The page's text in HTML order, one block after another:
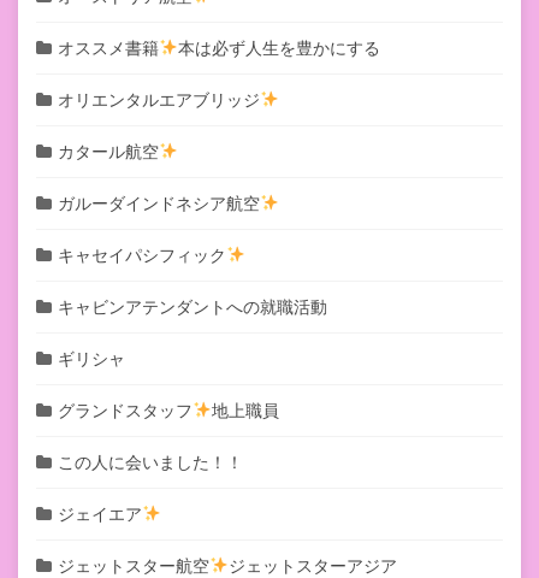
オススメ書籍 本は必ず人生を豊かにする
オリエンタルエアブリッジ
カタール航空
ガルーダインドネシア航空
キャセイパシフィック
キャビンアテンダントへの就職活動
ギリシャ
グランドスタッフ 地上職員
この人に会いました！！
ジェイエア
ジェットスター航空 ジェットスターアジア